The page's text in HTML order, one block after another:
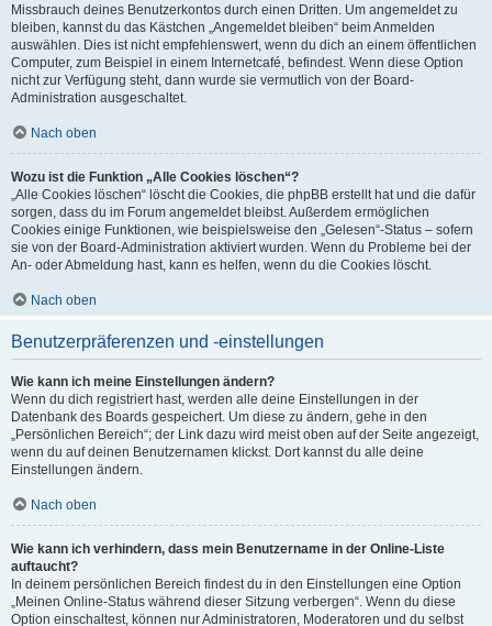
Missbrauch deines Benutzerkontos durch einen Dritten. Um angemeldet zu
bleiben, kannst du das Kästchen „Angemeldet bleiben“ beim Anmelden
auswählen. Dies ist nicht empfehlenswert, wenn du dich an einem öffentlichen
Computer, zum Beispiel in einem Internetcafé, befindest. Wenn diese Option
nicht zur Verfügung steht, dann wurde sie vermutlich von der Board-
Administration ausgeschaltet.
Nach oben
Wozu ist die Funktion „Alle Cookies löschen“?
„Alle Cookies löschen“ löscht die Cookies, die phpBB erstellt hat und die dafür
sorgen, dass du im Forum angemeldet bleibst. Außerdem ermöglichen
Cookies einige Funktionen, wie beispielsweise den „Gelesen“-Status – sofern
sie von der Board-Administration aktiviert wurden. Wenn du Probleme bei der
An- oder Abmeldung hast, kann es helfen, wenn du die Cookies löscht.
Nach oben
Benutzerpräferenzen und -einstellungen
Wie kann ich meine Einstellungen ändern?
Wenn du dich registriert hast, werden alle deine Einstellungen in der
Datenbank des Boards gespeichert. Um diese zu ändern, gehe in den
„Persönlichen Bereich“; der Link dazu wird meist oben auf der Seite angezeigt,
wenn du auf deinen Benutzernamen klickst. Dort kannst du alle deine
Einstellungen ändern.
Nach oben
Wie kann ich verhindern, dass mein Benutzername in der Online-Liste
auftaucht?
In deinem persönlichen Bereich findest du in den Einstellungen eine Option
„Meinen Online-Status während dieser Sitzung verbergen“. Wenn du diese
Option einschaltest, können nur Administratoren, Moderatoren und du selbst